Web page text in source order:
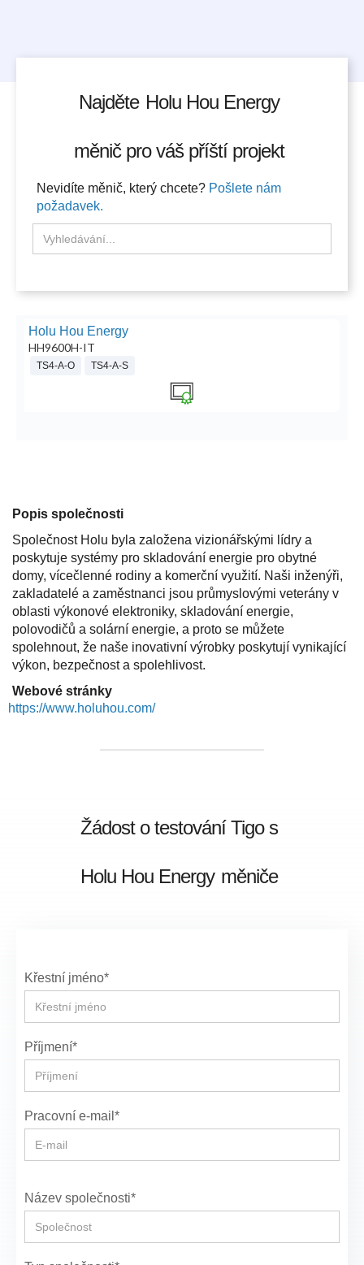
Najděte Holu Hou Energy
měnič pro váš příští projekt
Nevidíte měnič, který chcete? Pošlete nám
požadavek.
Holu Hou Energy
HH9600H-IT
TS4-A-O TS4-A-S
Popis společnosti
Společnost Holu byla založena vizionářskými lídry a
poskytuje systémy pro skladování energie pro obytné
domy, vícečlenné rodiny a komerční využití. Naši inženýři,
zakladatelé a zaměstnanci jsou průmyslovými veterány v
oblasti výkonové elektroniky, skladování energie,
polovodičů a solární energie, a proto se můžete
spolehnout, že naše inovativní výrobky poskytují vynikající
výkon, bezpečnost a spolehlivost.
Webové stránky
https://www.holuhou.com/
Žádost o testování Tigo s
Holu Hou Energy měniče
Křestní jméno*
Příjmení*
Pracovní e-mail*
Název společnosti*